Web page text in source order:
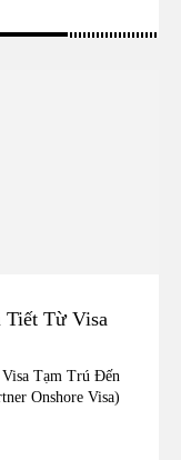
Tiết Từ Visa
Tạm Trú Đến
Onshore Visa)